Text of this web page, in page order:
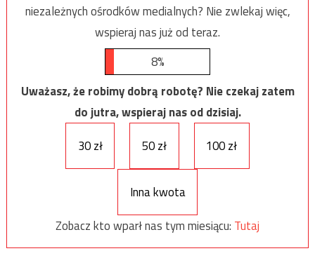
niezależnych ośrodków medialnych? Nie zwlekaj więc,
wspieraj nas już od teraz.
8%
Uważasz, że robimy dobrą robotę? Nie czekaj zatem
do jutra, wspieraj nas od dzisiaj.
30 zł
50 zł 100 zł
Inna kwota
Zobacz kto wparł nas tym miesiącu: Tutaj